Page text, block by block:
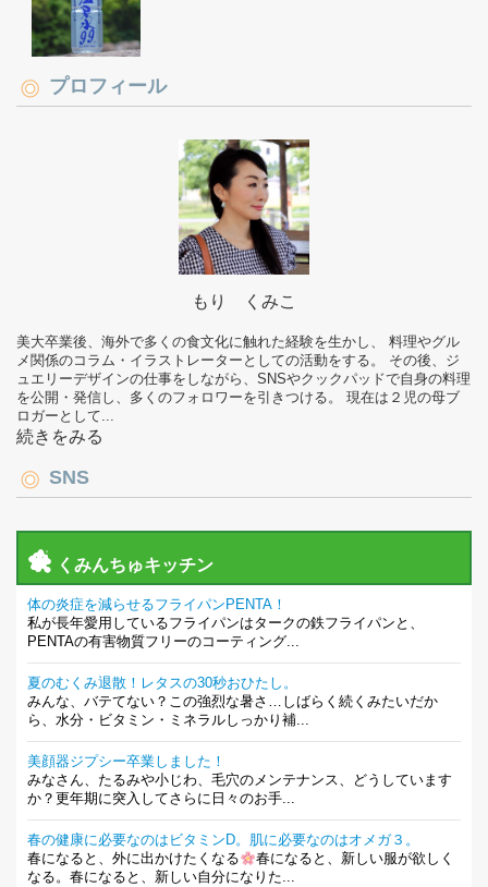
プロフィール
もり くみこ
美大卒業後、海外で多くの食文化に触れた経験を生かし、 料理やグル
メ関係のコラム・イラストレーターとしての活動をする。 その後、ジ
ュエリーデザインの仕事をしながら、SNSやクックパッドで自身の料理
を公開・発信し、多くのフォロワーを引きつける。 現在は２児の母ブ
ロガーとして...
続きをみる
SNS
くみんちゅキッチン
体の炎症を減らせるフライパンPENTA！
私が長年愛用しているフライパンはタークの鉄フライパンと、
PENTAの有害物質フリーのコーティング...
夏のむくみ退散！レタスの30秒おひたし。
みんな、バテてない？この強烈な暑さ…しばらく続くみたいだか
ら、水分・ビタミン・ミネラルしっかり補...
美顔器ジプシー卒業しました！
みなさん、たるみや小じわ、毛穴のメンテナンス、どうしています
か？更年期に突入してさらに日々のお手...
春の健康に必要なのはビタミンD。肌に必要なのはオメガ３。
春になると、外に出かけたくなる
春になると、新しい服が欲しく
なる。春になると、新しい自分になりた...